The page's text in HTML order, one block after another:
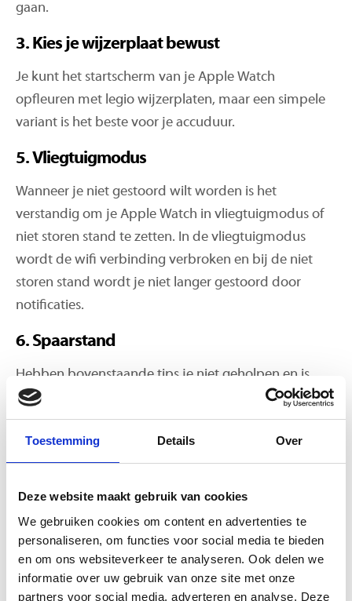
Toestemming Details Over
Deze website maakt gebruik van cookies
We gebruiken cookies om content en advertenties te
personaliseren, om functies voor social media te bieden
en om ons websiteverkeer te analyseren. Ook delen we
informatie over uw gebruik van onze site met onze
partners voor social media, adverteren en analyse. Deze
gaan.
3. Kies je wijzerplaat bewust
Je kunt het startscherm van je Apple Watch
opfleuren met legio wijzerplaten, maar een simpele
variant is het beste voor je accuduur.
5. Vliegtuigmodus
Wanneer je niet gestoord wilt worden is het
verstandig om je Apple Watch in vliegtuigmodus of
niet storen stand te zetten. In de vliegtuigmodus
wordt de wifi verbinding verbroken en bij de niet
storen stand wordt je niet langer gestoord door
notificaties.
6. Spaarstand
Hebben bovenstaande tips je niet geholpen en is
jouw Apple Watch bijna leeg zonder een oplader in
de buurt? Dan is de spaarstand je laatste redding.
Zodra je dit aanzet springt je horloge efficiënt om
met het laatste beetje stroom zodat je alsnog de dag
doorkomt.
7. Overige tips
Je activeert de slimme assistent door “Hey Siri” te
zeggen, maar je kunt er ook voor kiezen het hulpje